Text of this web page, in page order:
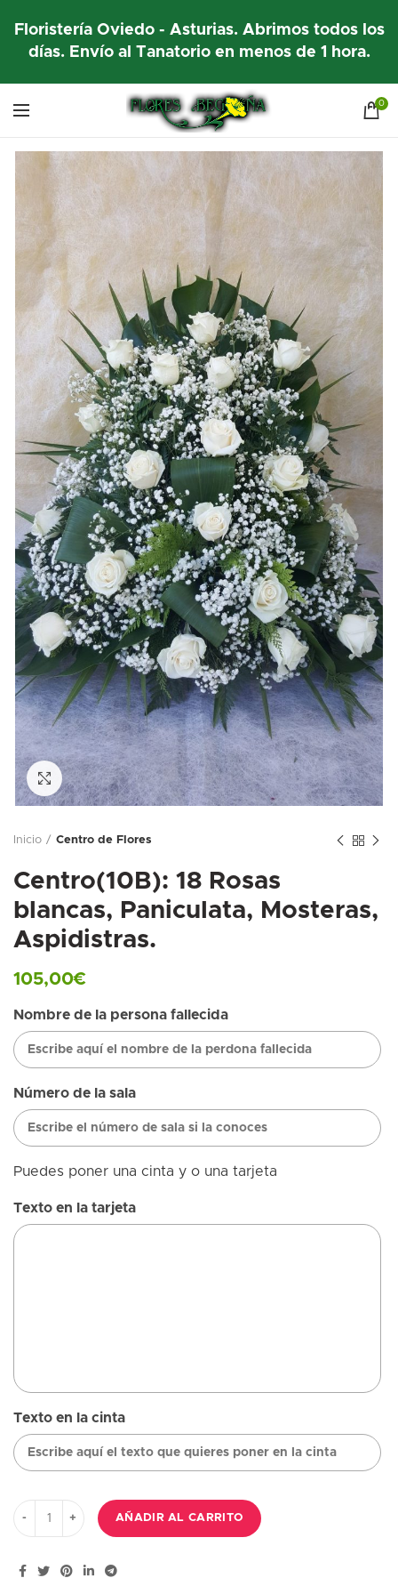
Floristería Oviedo - Asturias. Abrimos todos los
días. Envío al Tanatorio en menos de 1 hora.
0
Ampliar foto
Inicio Centro de Flores
Centro(10B): 18 Rosas
blancas, Paniculata, Mosteras,
Aspidistras.
105,00€
Nombre de la persona fallecida
Número de la sala
Puedes poner una cinta y o una tarjeta
Texto en la tarjeta
Texto en la cinta
Centro(10B): 18 Rosas blancas, Paniculata, Mosteras,
AÑADIR AL CARRITO